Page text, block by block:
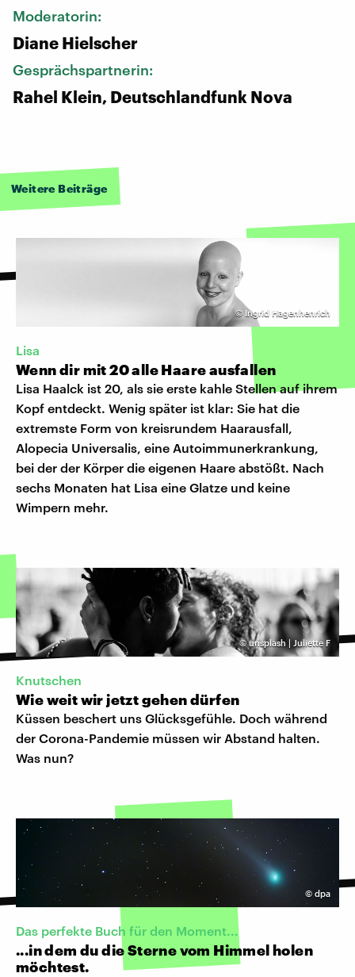
Moderatorin:
Diane Hielscher
Gesprächspartnerin:
Rahel Klein, Deutschlandfunk Nova
Weitere Beiträge
© Ingrid Hagenhenrich
Lisa
Wenn dir mit 20 alle Haare ausfallen
Lisa Haalck ist 20, als sie erste kahle Stellen auf ihrem
Kopf entdeckt. Wenig später ist klar: Sie hat die
extremste Form von kreisrundem Haarausfall,
Alopecia Universalis, eine Autoimmunerkrankung,
bei der der Körper die eigenen Haare abstößt. Nach
sechs Monaten hat Lisa eine Glatze und keine
Wimpern mehr.
©unsplash | Juliette F
Knutschen
Wie weit wir jetzt gehen dürfen
Küssen beschert uns Glücksgefühle. Doch während
der Corona-Pandemie müssen wir Abstand halten.
Was nun?
© dpa
Das perfekte Buch für den Moment...
...in dem du die Sterne vom Himmel holen
möchtest.